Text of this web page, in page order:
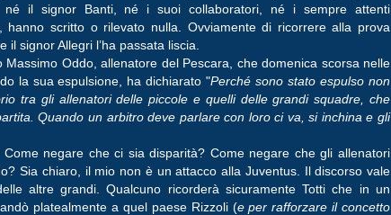
né il signor Banti, né i suoi collaboratori, né i sempre attenti
hanno scritto o rilevato nulla. Ovviamente di ricorrere alla prova
signor Allegri l’ha passata liscia.
Oddo, allenatore del Pescara, che domenica scorsa nelle
la sua espulsione, ha dichiarato "Perché sono stato espulso non
tra gli allenatori delle piccole e quelli delle grandi squadre, che
Quando un arbitro deve parlare con loro ci va, si inchina e gli
negare che ci sia disparità? Come negare che gli allenatori
Sia chiaro, il mio non è un attacco alla Juventus. Il discorso vale
altre grandi. Qualcuno ricorderà sicuramente Totti che in un
platealmente a quel paese Rizzoli (e per rafforzare il concetto